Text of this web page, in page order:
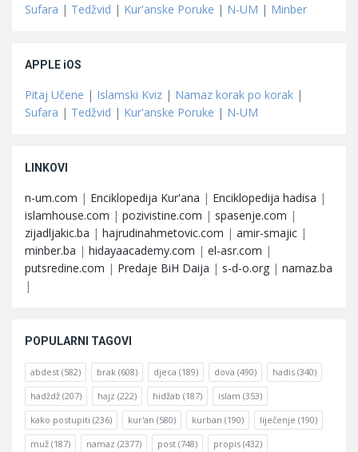
Sufara | Tedžvid | Kur'anske Poruke | N-UM | Minber
APPLE iOS
Pitaj Učene | Islamski Kviz | Namaz korak po korak |
Sufara | Tedžvid | Kur'anske Poruke | N-UM
LINKOVI
n-um.com | Enciklopedija Kur'ana | Enciklopedija hadisa |
islamhouse.com | pozivistine.com | spasenje.com |
zijadljakic.ba | hajrudinahmetovic.com | amir-smajic |
minber.ba | hidayaacademy.com | el-asr.com |
putsredine.com | Predaje BiH Daija | s-d-o.org | namaz.ba
|
POPULARNI TAGOVI
abdest (582) brak (608) djeca (189) dova (490) hadis (340)
hadždž (207) hajz (222) hidžab (187) islam (353)
kako postupiti (236) kur'an (580) kurban (190) liječenje (190)
muž (187) namaz (2377) post (748) propis (432)